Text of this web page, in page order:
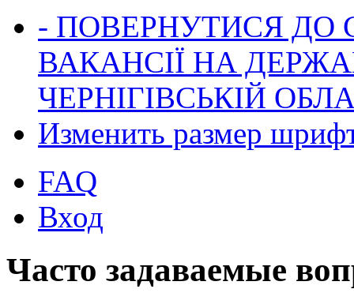
- ПОВЕРНУТИСЯ ДО
ВАКАНСІЇ НА
ЧЕРНІГІВСЬКІЙ
Изменить размер
FAQ
Вход
Часто задаваемые